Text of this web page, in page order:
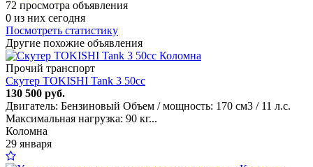
72 просмотра объявления
0 из них сегодня
Посмотреть статистику
Другие похожие объявления
Прочий транспорт
Скутер TOKISHI Tank 3 50сс
130 500 руб.
Двигатель: Бензиновый Объем / мощность: 170 см3 / 11 л.с.
Максимальная нагрузка: 90 кг...
Коломна
29 января